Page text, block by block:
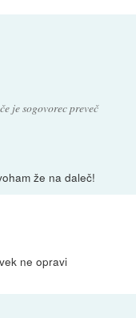
je sogovorec preveč
že na daleč!
ne opravi